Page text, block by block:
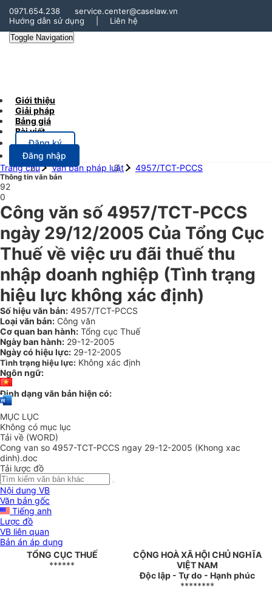
0971.654.238
service.center@caselaw.vn
Hướng dẫn sử dụng
Liên hệ
Toggle Navigation
Giới thiệu
Giải pháp
Bảng giá
Bài viết
Đăng ký
Đăng nhập
Trang chủ
Văn bản pháp luật 4957/TCT-PCCS
Thông tin văn bản
92
0
Công văn số 4957/TCT-PCCS
ngày 29/12/2005 Của Tổng Cục
Thuế về việc ưu đãi thuế thu
nhập doanh nghiệp (Tình trạng
hiệu lực không xác định)
Số hiệu văn bản: 4957/TCT-PCCS
Loại văn bản: Công văn
Cơ quan ban hành: Tổng cục Thuế
Ngày ban hành: 29-12-2005
Ngày có hiệu lực: 29-12-2005
Tình trạng hiệu lực: Không xác định
Ngôn ngữ:
Định dạng văn bản hiện có:
MỤC LỤC
Không có mục lục
Tải về (WORD)
Cong van so 4957-TCT-PCCS ngay 29-12-2005 (Khong xac
dinh).doc
Tải lược đồ
Nội dung VB
Văn bản gốc
Tiếng anh
Lược đồ
VB liên quan
Bản án áp dụng
TỔNG CỤC THUẾ
******
CỘNG HOÀ XÃ HỘI CHỦ NGHĨA
VIỆT NAM
Độc lập - Tự do - Hạnh phúc
********